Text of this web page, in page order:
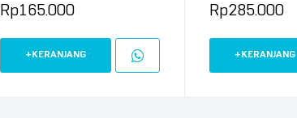
Rp165.000
+KERANJANG
Rp285.000
+KERANJANG